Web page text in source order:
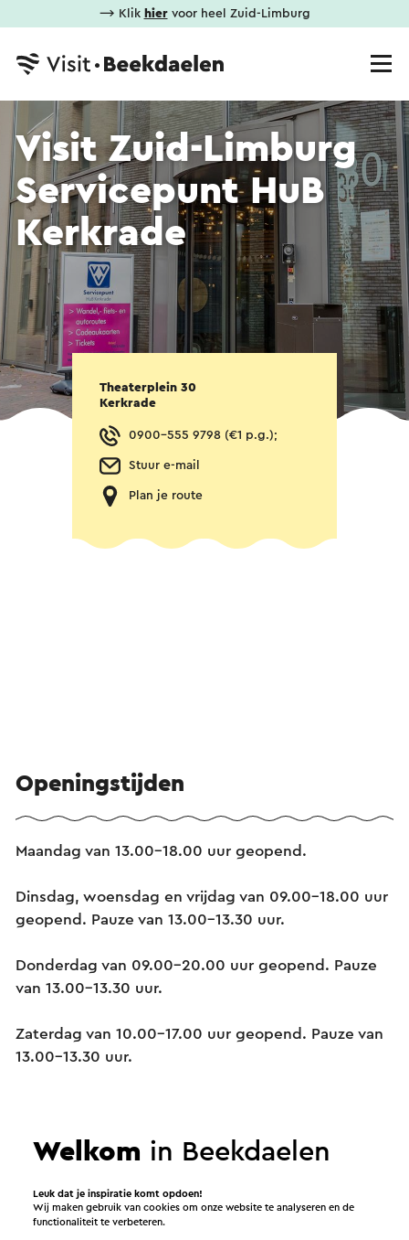
⟶ Klik hiervoor heel Zuid-Limburg
Visit Zuid-Limburg
Servicepunt HuB
Kerkrade
Theaterplein 30
Kerkrade
0900-555 9798 (€1 p.g.);
Stuur e-mail
Plan je route
Openingstijden
Maandag van 13.00-18.00 uur geopend.
Dinsdag, woensdag en vrijdag van 09.00-18.00 uur
geopend. Pauze van 13.00-13.30 uur.
Donderdag van 09.00-20.00 uur geopend. Pauze
van 13.00-13.30 uur.
Zaterdag van 10.00-17.00 uur geopend. Pauze van
13.00-13.30 uur.
Diensten
Geschenkbonnen
Welkom in Beekdaelen
Leuk dat je inspiratie komt opdoen!
Wij maken gebruik van cookies om onze website te analyseren en de
functionaliteit te verbeteren.